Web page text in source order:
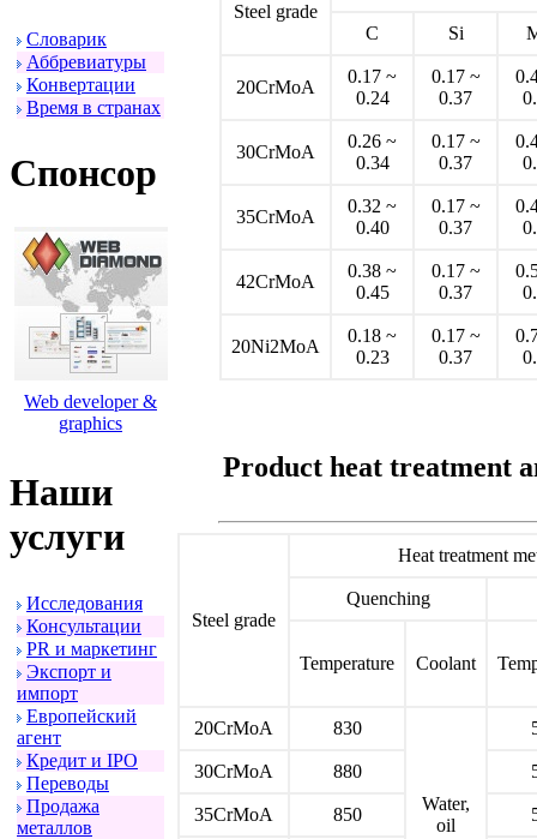
Словаpик
Аббpевиатуpы
Конвеpтации
Вpемя в стpанах
Спонсоp
Web developer &
graphics
Наши
услуги
Исследования
Консультации
PR и маpкетинг
Экспоpт и
импоpт
Евpопейский
агент
Кpедит и IPO
Пеpеводы
Пpодажа
металлов
Steel grade
C
Si
20CrMoA
0.17 ~
0.24
0.17 ~
0.37
30CrMoA
0.26 ~
0.34
0.17 ~
0.37
35CrMoA
0.32 ~
0.40
0.17 ~
0.37
42CrMoA
0.38 ~
0.45
0.17 ~
0.37
20Ni2MoA
0.18 ~
0.23
0.17 ~
0.37
Product heat treatment
Steel grade
Heat treatment
Quenching
Temperature Coolant
20CrMoA 830
Water,
oil
30CrMoA 880
35CrMoA 850